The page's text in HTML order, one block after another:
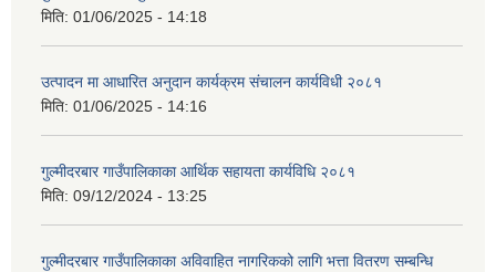
मिति: 01/06/2025 - 14:18
उत्पादन मा आधारित अनुदान कार्यक्रम संचालन कार्यविधी २०८१
मिति: 01/06/2025 - 14:16
गुल्मीदरबार गाउँपालिकाका आर्थिक सहायता कार्यविधि २०८१
मिति: 09/12/2024 - 13:25
गुल्मीदरबार गाउँपालिकाका अविवाहित नागरिकको लागि भत्ता वितरण सम्बन्धि